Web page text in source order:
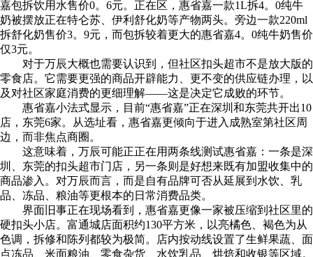
嘉包拆饮用水售价0。6元。正在区，惠省嘉一款1L拆4。0纯牛
奶被摆放正在特仑苏、伊利舒化奶等产物两头。旁边一款220ml
拆舒化奶售价3。9元，而包拆较着更大的惠省嘉4。0纯牛奶售价
仅3元。
对于万辰大概也需要认识到，但社区扣头超市不是放大版的
零食店。它需要更强的商品开辟能力、更不变的供应链办理，以
及对社区家庭消费的更细理解——这是决定它成败的环节。
惠省嘉小法式显示，目前“惠省嘉”正在深圳和东莞共开出10
店，东莞6家。从选址看，惠省嘉更倾向于进入成熟室第社区周
边，而非焦点商圈。
这意味着，万辰可能正正在用两条线测试惠省嘉：一条是深
圳、东莞的扣头超市门店，另一条则是好想来既有加盟收集中的
商品渗入。对万辰而言，而是自有品牌可否从延展到水饮、乳
品、冻品、粮油等更根本的日常消费品类。
界面旧事正在现场看到，惠省嘉更像一家被压缩到社区里的
硬扣头小店。富通城店面积约130平方米，以亮橘色、褐色为从
色调，拆修和陈列都较为极简。店内按动线设置了生鲜果蔬、面
点冻品、米面粮油、零食杂货、水饮乳品、烘焙和收银等区域。